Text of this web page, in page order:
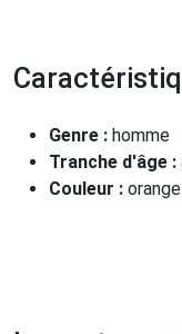
Genre : homme
Tranche d'âge :
Couleur : orange